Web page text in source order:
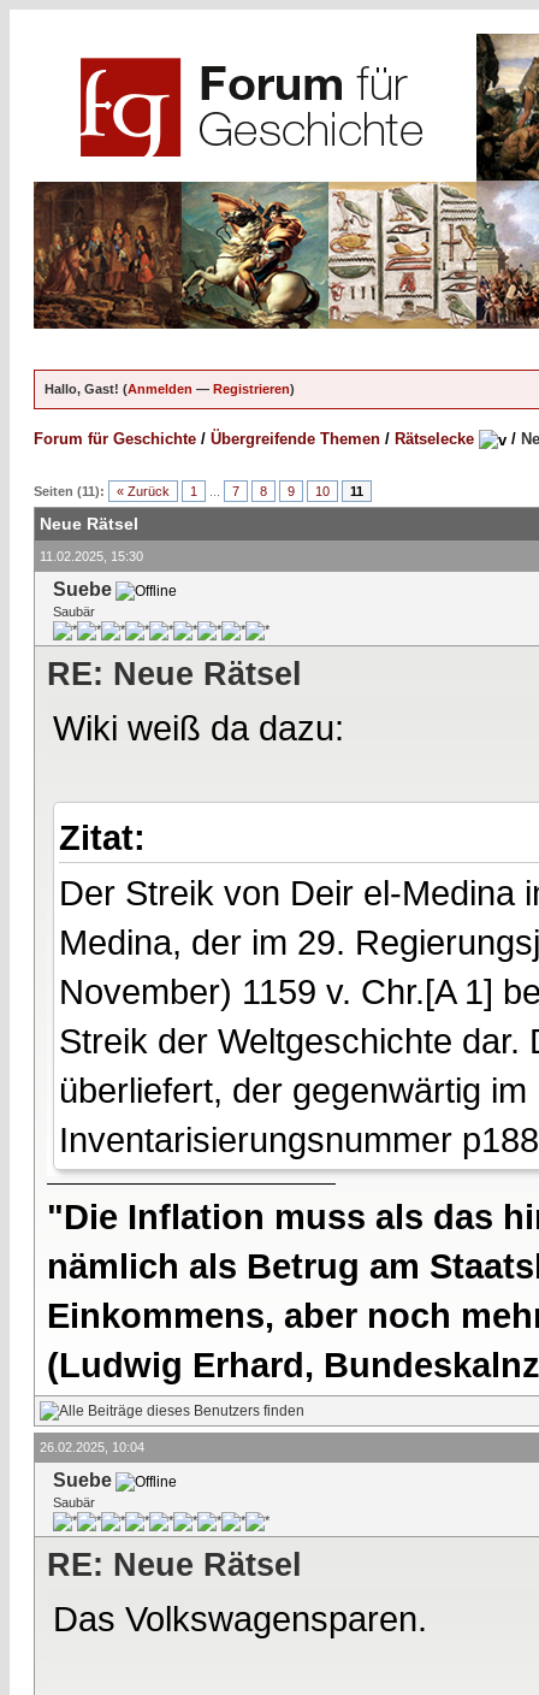
Hallo, Gast! (Anmelden — Registrieren)
Forum für Geschichte / Übergreifende Themen / Rätselecke /
Seiten (11): « Zurück 1 7 8 9 10 11
Neue Rätsel
11.02.2025, 15:30
Suebe
Saubär
RE: Neue Rätsel
Wiki weiß da dazu:
Zitat:
Der Streik von Deir el-Medina
Medina, der im 29.
November) 1159 v. Chr.[A 1]
Streik der Weltgeschichte
überliefert, der gegenwärtig
Inventarisierungsnummer
"Die Inflation muss als das
nämlich als Betrug am
Einkommens, aber noch
(Ludwig Erhard,
26.02.2025, 10:04
Suebe
Saubär
RE: Neue Rätsel
Das Volkswagensparen.